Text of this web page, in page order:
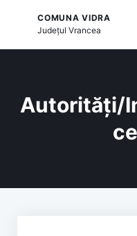
COMUNA VIDRA
JudețulVrancea
Autorități/